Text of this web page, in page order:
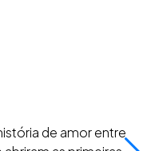
de amor entre